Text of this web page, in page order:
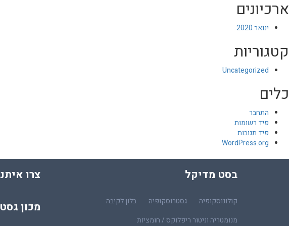
ארכיונים
ינואר 2020
קטגוריות
Uncategorized
כלים
התחבר
פיד רשומות
פיד תגובות
WordPress.org
צרו
מכון
בסט מדיקל
קולונוסקופיה גסטרוסקופיה
בלון לקיבה
מנומטריה וניטור ריפלוקס / חומציות